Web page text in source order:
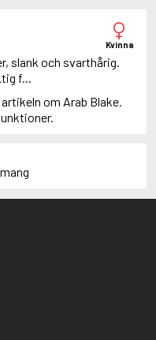
Kvinna
slank och svarthårig.
f...
om Arab Blake.